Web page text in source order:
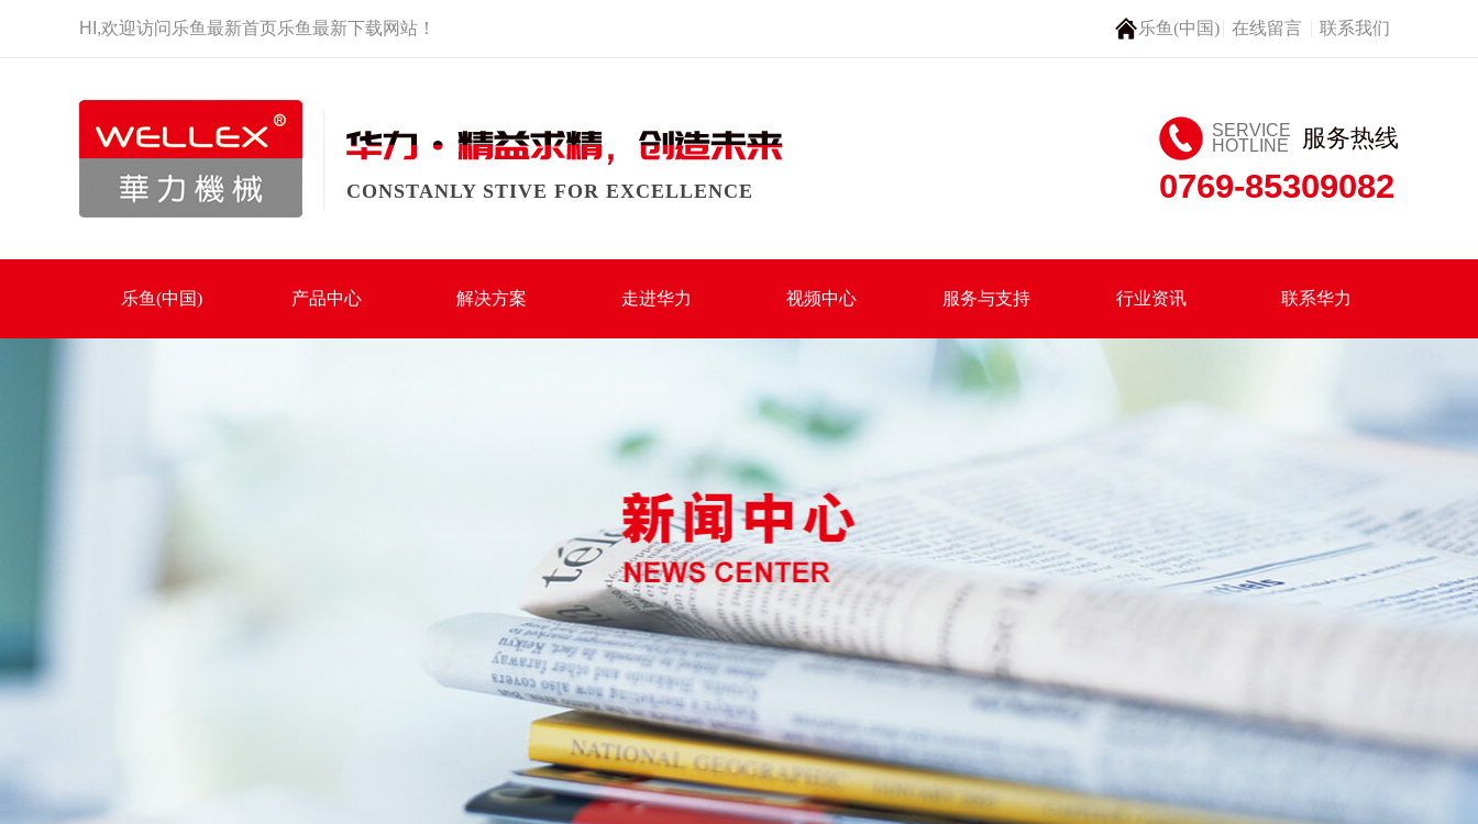
HI,欢迎访问 乐鱼最新首页乐鱼最新下载网站！ 乐鱼(中国) 在线留言 联系我们
CONSTANLY STIVE FOR EXCELLENCE
SERVICE
HOTLINE
服务热线
0769-85309082
乐鱼(中国) 产品中心 解决方案 走进华力 视频中心 服务与支持 行业资讯 联系华力